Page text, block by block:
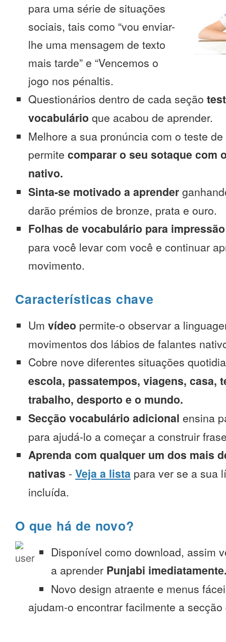
para uma série de situações
sociais, tais como “vou enviar-
lhe uma mensagem de texto
mais tarde” e “Vencemos o
jogo nos pénaltis.
Questionários dentro de cada seção
vocabulário que acabou de aprender.
Melhore a sua pronúncia com o teste
permite comparar o seu sotaque com
nativo.
Sinta-se motivado a aprender
darão prémios de bronze, prata e ouro.
Folhas de vocabulário para impressão
para você levar com você e continuar
movimento.
Características chave
Um vídeo permite-o observar a
movimentos dos lábios de falantes
Cobre nove diferentes situações
escola, passatempos, viagens, casa,
trabalho, desporto e o mundo.
Secção vocabulário adicional ensina
para ajudá-lo a começar a construir
Aprenda com qualquer um dos mais
nativas - Veja a lista para ver se a sua
incluída.
O que há de novo?
Disponível como download, assim
a aprender Punjabi
Novo design atraente e menus
ajudam-o encontrar facilmente a